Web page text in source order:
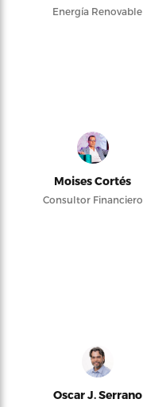
Energía Renovable
Moises Cortés
Consultor Financiero
Oscar J. Serrano